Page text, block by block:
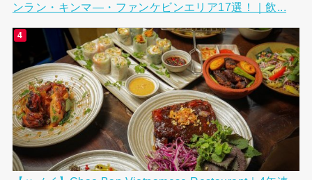
ンラン・キンマ―・ファンケビンエリア17選！｜飲...